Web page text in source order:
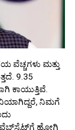
ಮತ್ತು
9.35
ಕಾಯುತ್ತಿವೆ.
ನಿಮಗೆ
ವೆಬ್‌ಸೈಟ್‌ಗೆ ಹೋಗಿ